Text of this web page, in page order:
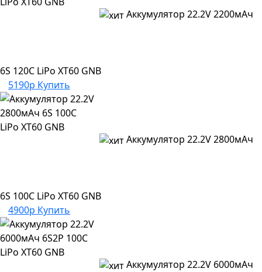
Аккумулятор 22.2V 2200мАч
6S 120C LiPo XT60 GNB
5190р Купить
Аккумулятор 22.2V 2800мАч
6S 100C LiPo XT60 GNB
4900р Купить
Аккумулятор 22.2V 6000мАч